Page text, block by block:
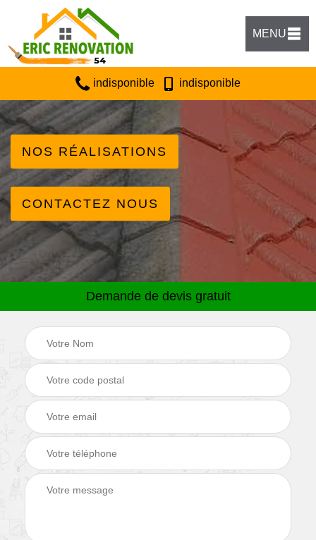
MENU
indisponible indisponible
NOS RÉALISATIONS
CONTACTEZ NOUS
Demande de devis gratuit